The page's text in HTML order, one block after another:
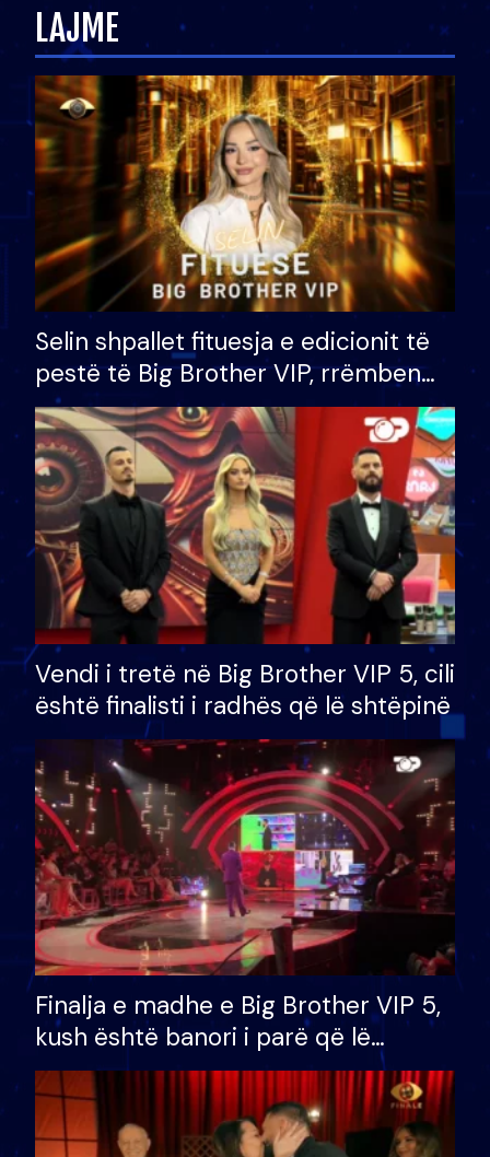
LAJME
Selin shpallet fituesja e edicionit të
pestë të Big Brother VIP, rrëmben
çmimin e madh prej 100 mijë eurosh
Vendi i tretë në Big Brother VIP 5, cili
është finalisti i radhës që lë shtëpinë
Finalja e madhe e Big Brother VIP 5,
kush është banori i parë që lë
shtëpinë dhe humb mundësinë për
të fituar çmimin e madh